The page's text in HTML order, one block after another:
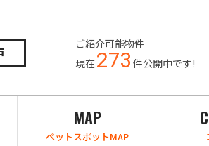
ご紹介可能物件
現在273 件公開中です!
MAP
ペットスポットMAP